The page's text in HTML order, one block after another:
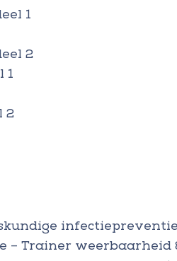
1
2
1
2
infectiepreventie
– Trainer weerbaarheid